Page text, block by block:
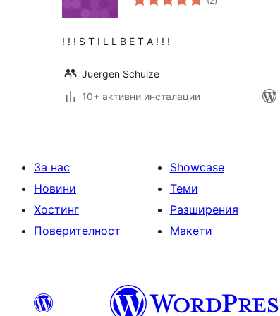
оценки
! ! ! S T I L L B E T A ! ! !
Juergen Schulze
10+ активни инсталации
За нас
Новини
Хостинг
Поверителност
Showcase
Теми
Разширения
Макети